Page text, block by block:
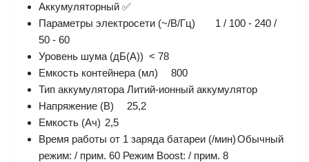
Аккумуляторный ✅
Параметры электросети (~/В/Гц)
1 / 100 - 240 /
50 - 60
Уровень шума (дБ(А)) < 78
Емкость контейнера (мл)
800
Тип аккумулятора Литий-ионный аккумулятор
Напряжение (В)
25,2
Емкость (Ач) 2,5
Время работы от 1 заряда батареи (/мин)Обычный
режим: / прим. 60 Режим Boost: / прим. 8